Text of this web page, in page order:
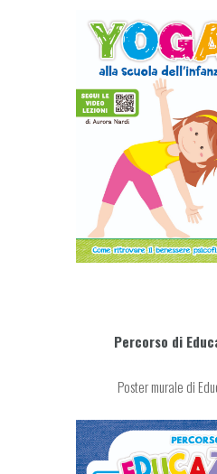
Percorso di
Poster murale di